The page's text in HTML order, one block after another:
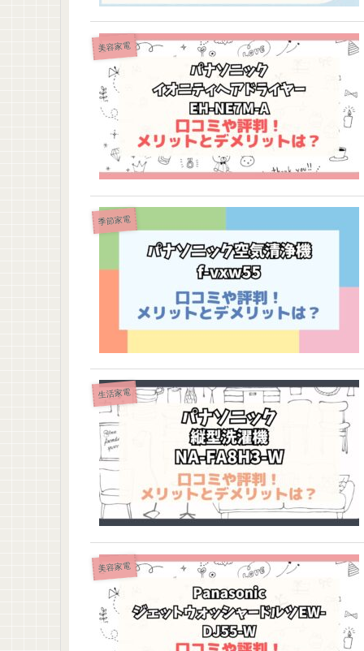
美容家電
季節家電
生活家電
美容家電